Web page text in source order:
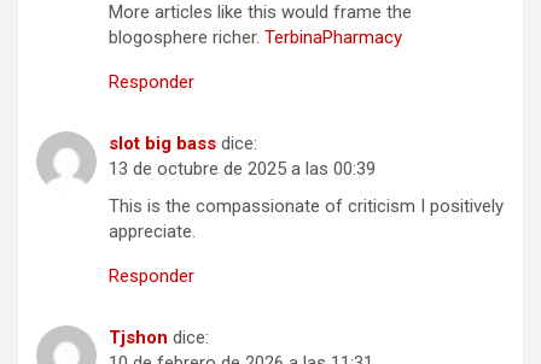
More articles like this would frame the
blogosphere richer. TerbinaPharmacy
Responder
slot big bass dice:
13 de octubre de 2025 a las 00:39
This is the compassionate of criticism I positively
appreciate.
Responder
Tjshon dice: